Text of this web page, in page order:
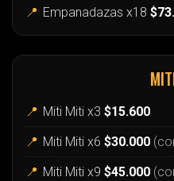
📍 Empanadazas x18
📍 Miti Miti x3 $15.600
📍 Miti Miti x6 $30.000
📍 Miti Miti x9 $45.000